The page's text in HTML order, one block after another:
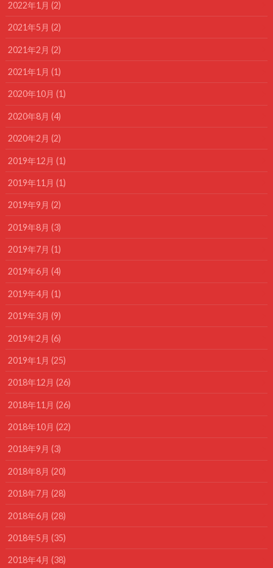
2022年1月 (2)
2021年5月 (2)
2021年2月 (2)
2021年1月 (1)
2020年10月 (1)
2020年8月 (4)
2020年2月 (2)
2019年12月 (1)
2019年11月 (1)
2019年9月 (2)
2019年8月 (3)
2019年7月 (1)
2019年6月 (4)
2019年4月 (1)
2019年3月 (9)
2019年2月 (6)
2019年1月 (25)
2018年12月 (26)
2018年11月 (26)
2018年10月 (22)
2018年9月 (3)
2018年8月 (20)
2018年7月 (28)
2018年6月 (28)
2018年5月 (35)
2018年4月 (38)